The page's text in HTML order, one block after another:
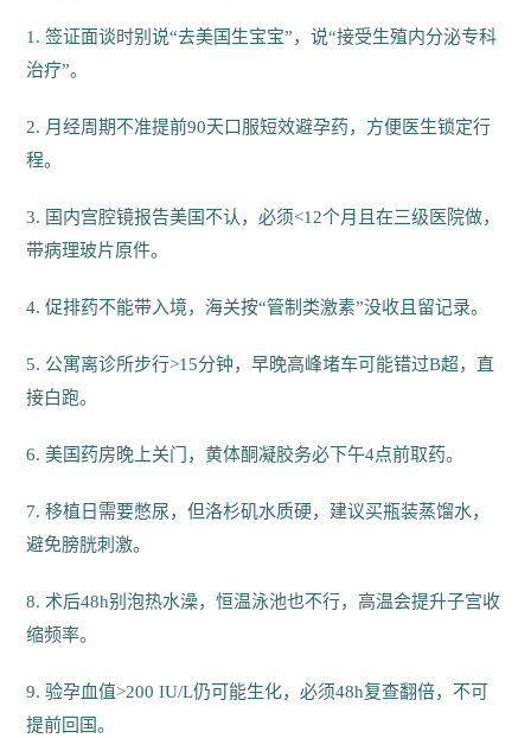
1. 签证面谈时别说“去美国生宝宝”，说“接受生殖内分泌专科
治疗”。
2. 月经周期不准提前90天口服短效避孕药，方便医生锁定行
程。
3. 国内宫腔镜报告美国不认，必须<12个月且在三级医院做，
带病理玻片原件。
4. 促排药不能带入境，海关按“管制类激素”没收且留记录。
5. 公寓离诊所步行>15分钟，早晚高峰堵车可能错过B超，直
接白跑。
6. 美国药房晚上关门，黄体酮凝胶务必下午4点前取药。
7. 移植日需要憋尿，但洛杉矶水质硬，建议买瓶装蒸馏水，
避免膀胱刺激。
8. 术后48h别泡热水澡，恒温泳池也不行，高温会提升子宫收
缩频率。
9. 验孕血值>200 IU/L仍可能生化，必须48h复查翻倍，不可
提前回国。